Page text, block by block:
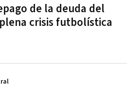
de la deuda del
crisis futbolística